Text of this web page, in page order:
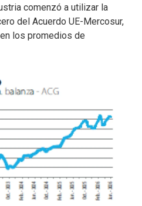
comenzó a utilizar la
del Acuerdo UE-Mercosur,
los promedios de